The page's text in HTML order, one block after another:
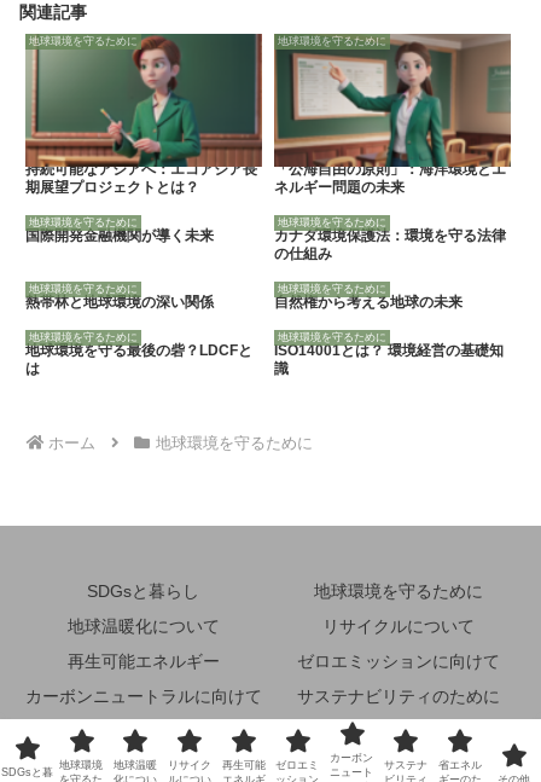
関連記事
地球環境を守るために
持続可能なアジアへ：エコアジア長
期展望プロジェクトとは？
地球環境を守るために
「公海自由の原則」：海洋環境とエ
ネルギー問題の未来
地球環境を守るために
国際開発金融機関が導く未来
地球環境を守るために
カナダ環境保護法：環境を守る法律
の仕組み
地球環境を守るために
熱帯林と地球環境の深い関係
地球環境を守るために
自然権から考える地球の未来
地球環境を守るために
地球環境を守る最後の砦？LDCFと
は
地球環境を守るために
ISO14001とは？ 環境経営の基礎知
識
ホーム 地球環境を守るために
SDGsと暮らし
地球環境を守るために
地球温暖化について
リサイクルについて
再生可能エネルギー
ゼロエミッションに向けて
カーボンニュートラルに向けて
サステナビリティのために
省エネルギーのために
その他
© 2024 未来地球環境ナビ.
SDGsと暮
地球環境
を守るた
地球温暖
化につい
リサイク
ルについ
再生可能
エネルギ
ゼロエミ
ッション
カーボン
ニュート
サステナ
ビリティ
省エネル
ギーのた
その他